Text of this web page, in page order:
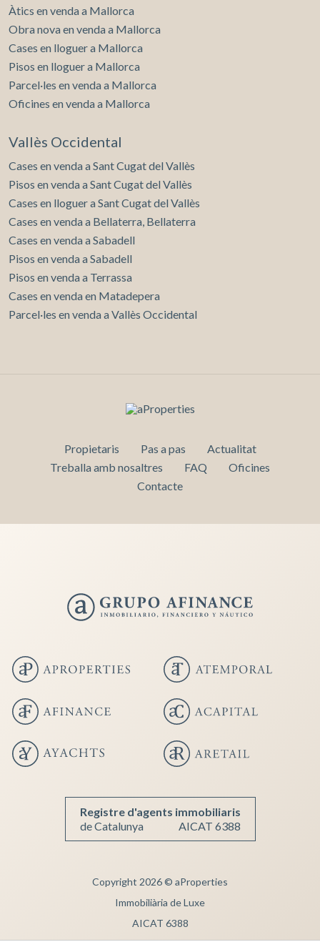
Àtics en venda a Mallorca
Obra nova en venda a Mallorca
Cases en lloguer a Mallorca
Pisos en lloguer a Mallorca
Parcel·les en venda a Mallorca
Oficines en venda a Mallorca
Vallès Occidental
Cases en venda a Sant Cugat del Vallès
Pisos en venda a Sant Cugat del Vallès
Cases en lloguer a Sant Cugat del Vallès
Cases en venda a Bellaterra, Bellaterra
Cases en venda a Sabadell
Pisos en venda a Sabadell
Pisos en venda a Terrassa
Cases en venda en Matadepera
Parcel·les en venda a Vallès Occidental
Propietaris Pas a pas
Actualitat
Treballa amb nosaltres
FAQ
Oficines
Contacte
Registre d'agents immobiliaris
de Catalunya
AICAT 6388
Copyright 2026 © aProperties
Immobiliària de Luxe
AICAT 6388
Nota Legal
Acceptar totes